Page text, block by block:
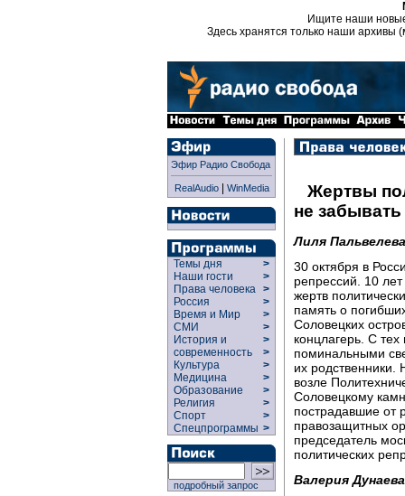
Ищите наши
Здесь хранятся только наши архивы
Эфир Радио Свобода
RealAudio| WinMedia
Темы дня
>
Наши гости
>
Права человека >
Россия
>
Время и Мир
>
СМИ
>
История и
современность
>
>
Культура
>
Медицина
>
Образование
>
Религия
>
Спорт
>
Спецпрограммы >
подробный запрос
Жертвы
не забывать
Лиля
30 октября в
репрессий. 10
жертв
память о
Соловецких
концлагерь. С
поминальными
их родственники.
возле
Соловецкому
пострадавшие от
правозащитных
председатель
политических
Валерия